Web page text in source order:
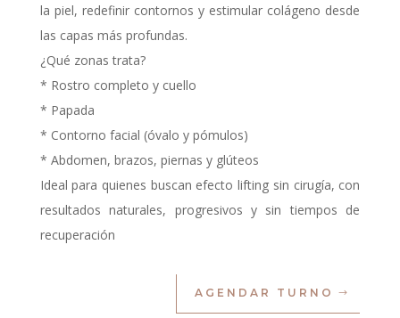
la piel, redefinir contornos y estimular colágeno desde
las capas más profundas.
¿Qué zonas trata?
* Rostro completo y cuello
* Papada
* Contorno facial (óvalo y pómulos)
* Abdomen, brazos, piernas y glúteos
Ideal para quienes buscan efecto lifting sin cirugía, con
resultados naturales, progresivos y sin tiempos de
recuperación
AGENDAR TURNO